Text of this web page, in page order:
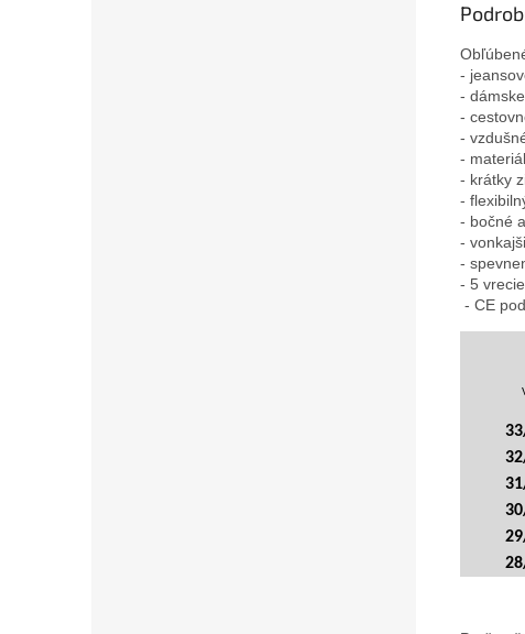
-
- dámske
-
-
-
- krátky
-
- bočné
-
-
- 5
- CE